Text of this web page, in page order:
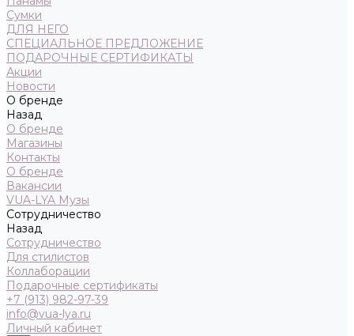
Сумки
ДЛЯ НЕГО
СПЕЦИАЛЬНОЕ ПРЕДЛОЖЕНИЕ
ПОДАРОЧНЫЕ СЕРТИФИКАТЫ
Акции
Новости
О бренде
Назад
О бренде
Магазины
Контакты
О бренде
Вакансии
VUA-LYA Музы
Сотрудничество
Назад
Сотрудничество
Для стилистов
Коллаборации
Подарочные сертификаты
+7 (913) 982-97-39
info@vua-lya.ru
Личный кабинет